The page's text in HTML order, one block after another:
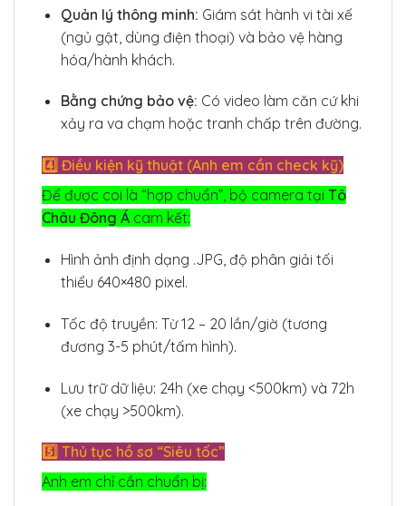
Quản lý thông minh: Giám sát hành vi tài xế
(ngủ gật, dùng điện thoại) và bảo vệ hàng
hóa/hành khách.
Bằng chứng bảo vệ: Có video làm căn cứ khi
xảy ra va chạm hoặc tranh chấp trên đường.
4️⃣ Điều kiện kỹ thuật (Anh em cần check kỹ)
Để được coi là “hợp chuẩn”, bộ camera tại Tô
Châu Đông Á cam kết:
Hình ảnh định dạng .JPG, độ phân giải tối
thiểu 640×480 pixel.
Tốc độ truyền: Từ 12 – 20 lần/giờ (tương
đương 3-5 phút/tấm hình).
Lưu trữ dữ liệu: 24h (xe chạy <500km) và 72h
(xe chạy >500km).
5️⃣ Thủ tục hồ sơ “Siêu tốc”
Anh em chỉ cần chuẩn bị: